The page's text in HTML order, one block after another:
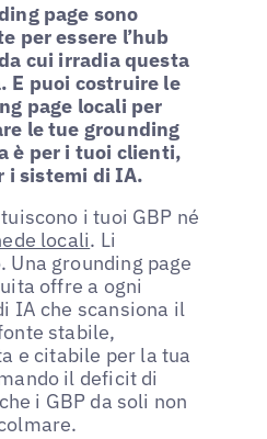
page sono
per essere l’hub
cui irradia questa
E puoi costruire le
page locali per
le tue grounding
è per i tuoi clienti,
i sistemi di IA.
i tuoi GBP né
locali. Li
Una grounding page
offre a ogni
IA che scansiona il
stabile,
e citabile per la tua
il deficit di
i GBP da soli non